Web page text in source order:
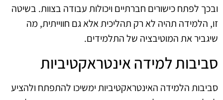
ובכך לפתח כישורים חברתיים ויכולות עבודה בצוות. בשיטה
זו, הלמידה תהיה לא רק תהליכית אלא גם חווייתית, מה
שיגביר את המוטיבציה של התלמידים.
סביבות למידה אינטראקטיביות
סביבות הלמידה האינטראקטיביות ימשיכו להתפתח ולהציע